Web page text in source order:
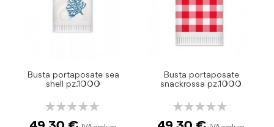
Busta portaposate sea
shell pz.1000
Rating:
Busta portaposate
snackrossa pz.1000
Rating: